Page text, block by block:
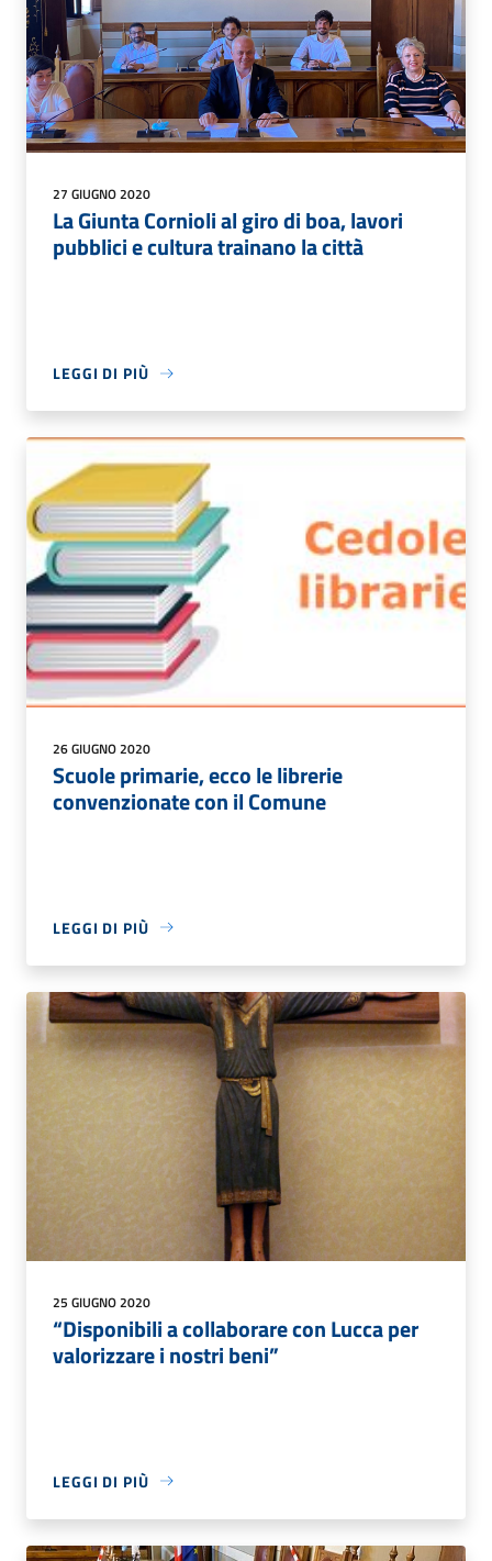
27 GIUGNO 2020
La Giunta Cornioli al giro di boa, lavori
pubblici e cultura trainano la città
LEGGI DI PIÙ
26 GIUGNO 2020
Scuole primarie, ecco le librerie
convenzionate con il Comune
LEGGI DI PIÙ
25 GIUGNO 2020
“Disponibili a collaborare con Lucca per
valorizzare i nostri beni”
LEGGI DI PIÙ